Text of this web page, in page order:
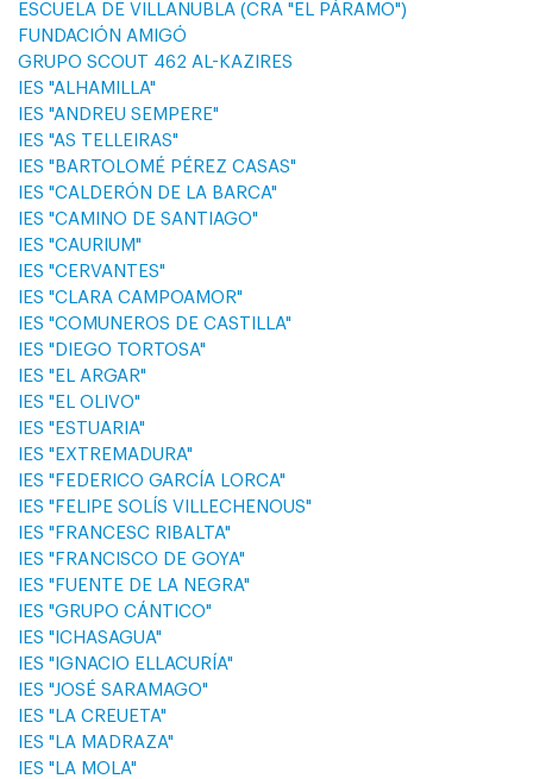
ESCUELA DE VILLANUBLA (CRA "EL PÁRAMO")
FUNDACIÓN AMIGÓ
GRUPO SCOUT 462 AL-KAZIRES
IES "ALHAMILLA"
IES "ANDREU SEMPERE"
IES "AS TELLEIRAS"
IES "BARTOLOMÉ PÉREZ CASAS"
IES "CALDERÓN DE LA BARCA"
IES "CAMINO DE SANTIAGO"
IES "CAURIUM"
IES "CERVANTES"
IES "CLARA CAMPOAMOR"
IES "COMUNEROS DE CASTILLA"
IES "DIEGO TORTOSA"
IES "EL ARGAR"
IES "EL OLIVO"
IES "ESTUARIA"
IES "EXTREMADURA"
IES "FEDERICO GARCÍA LORCA"
IES "FELIPE SOLÍS VILLECHENOUS"
IES "FRANCESC RIBALTA"
IES "FRANCISCO DE GOYA"
IES "FUENTE DE LA NEGRA"
IES "GRUPO CÁNTICO"
IES "ICHASAGUA"
IES "IGNACIO ELLACURÍA"
IES "JOSÉ SARAMAGO"
IES "LA CREUETA"
IES "LA MADRAZA"
IES "LA MOLA"